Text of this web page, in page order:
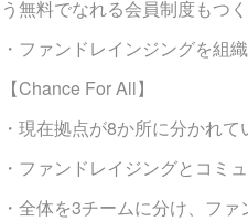
う無料でなれる会員制度もつく
・ファンドレインジングを組
【Chance For All】
・現在拠点が8か所に分かれ
・ファンドレイジングとコミ
・全体を3チームに分け、フ